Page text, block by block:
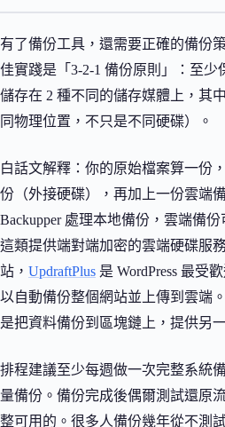
有了備份工具，還需要正確的備份
佳實踐是「3-2-1 備份原則」：至少
儲存在 2 種不同的儲存媒體上，其
同物理位置，不只是不同硬碟）。
白話文解釋：你的原始檔案算一份
份（外接硬碟），再加上一份雲端
Backupper 處理本地備份，雲端備份
這類提供端對端加密的雲端硬碟服
站， UpdraftPlus 是 WordPress 最受
以自動備份整個網站並上傳到雲端。
是把資料備份到區塊鏈上，提供另
排程建議至少每週做一次完整系統
量備份。備份完成後偶爾測試還原
整可用的。很多人備份幾年從不測